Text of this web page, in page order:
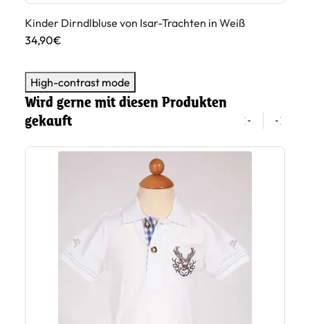
Kinder Dirndlbluse von Isar-Trachten in Weiß
34,90€
High-contrast mode
Wird gerne mit diesen Produkten
gekauft